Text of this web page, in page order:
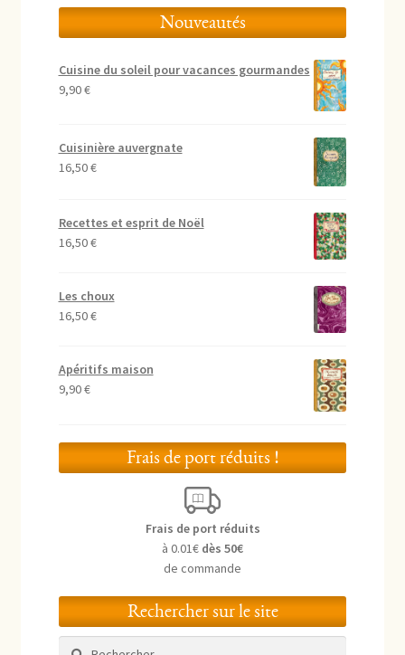
Nouveautés
Cuisine du soleil pour vacances gourmandes
9,90€
Cuisinière auvergnate
16,50€
Recettes et esprit de Noël
16,50€
Les choux
16,50€
Apéritifs maison
9,90€
Frais de port réduits !
Frais de port réduits
à 0.01€ dès 50€
de commande
Rechercher sur le site
Rechercher :